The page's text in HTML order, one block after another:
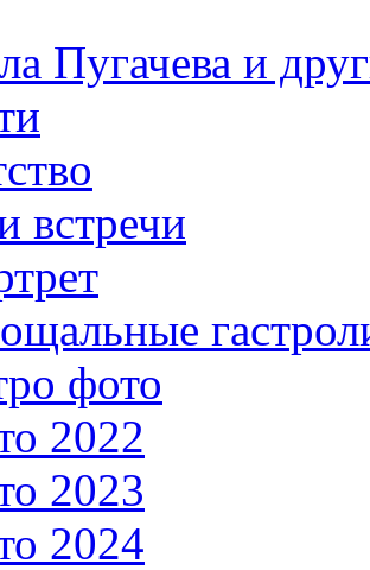
Пугачева и
встречи
фото
2022
2023
2024